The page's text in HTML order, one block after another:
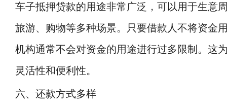
车子抵押贷款的用途非常广泛，可以用于生意
旅游、购物等多种场景。只要借款人不将资金
机构通常不会对资金的用途进行过多限制。这
灵活性和便利性。
六、还款方式多样